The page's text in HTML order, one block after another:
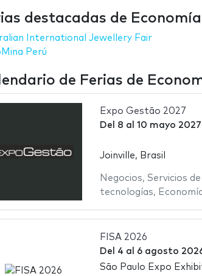
destacadas de Economía
International Jewellery Fair
Perú
de Ferias de
Expo Gestão 2027
Del 8 al 10 mayo 2027
Joinville, Brasil
Negocios, Servicios
tecnologías,
FISA 2026
Del 4 al 6 agosto
São Paulo Expo